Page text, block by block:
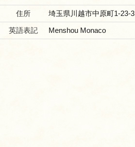
住所 埼玉県川越市中原町1-23-3
英語表記 Menshou Monaco